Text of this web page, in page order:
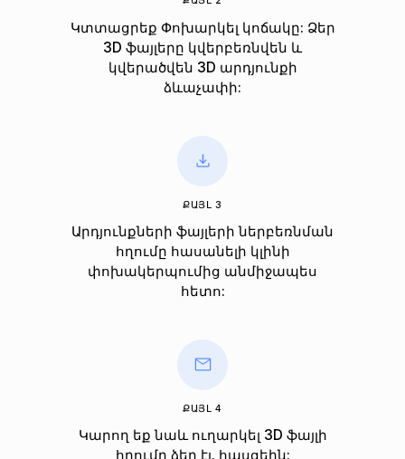
Կտտացրեք Փոխարկել կոճակը: Ձեր
3D ֆայլերը կվերբեռնվեն և
կվերածվեն 3D արդյունքի
ձևաչափի:
ՔԱՅԼ 3
Արդյունքների ֆայլերի ներբեռնման
հղումը հասանելի կլինի
փոխակերպումից անմիջապես
հետո:
ՔԱՅԼ 4
Կարող եք նաև ուղարկել 3D ֆայլի
հղումը ձեր էլ. հասցեին: